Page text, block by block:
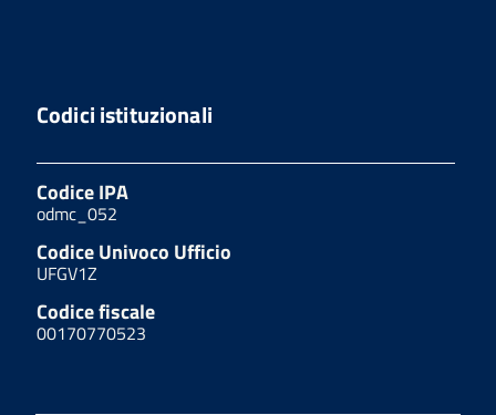
Codici istituzionali
Codice IPA
odmc_052
Codice Univoco Ufficio
UFGV1Z
Codice fiscale
00170770523